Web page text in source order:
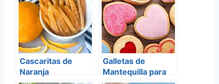
Cascaritas de
Naranja
Galletas de
Mantequilla para